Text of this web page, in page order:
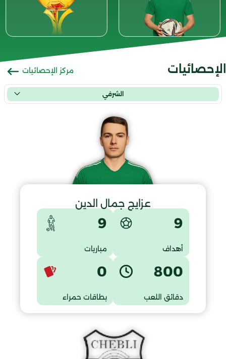
الإحصائيات مركز الإحصائيات
الشرفي
عزايج جمال الدين
9
أهداف
9
مباريات
800
دقائق اللعب
0
بطاقات حمراء